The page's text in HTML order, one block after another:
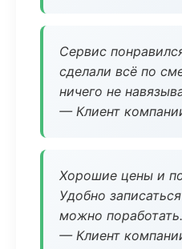
Сервис
сделали всё по
ничего не
— Клиент
Хорошие цены и
Удобно
можно поработать.
— Клиент